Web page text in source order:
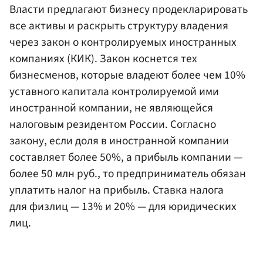
Власти предлагают бизнесу продекларировать
все активы и раскрыть структуру владения
через закон о контролируемых иностранных
компаниях (КИК). Закон коснется тех
бизнесменов, которые владеют более чем 10%
уставного капитала контролируемой ими
иностранной компании, не являющейся
налоговым резидентом России. Согласно
закону, если доля в иностранной компании
составляет более 50%, а прибыль компании —
более 50 млн руб., то предприниматель обязан
уплатить налог на прибыль. Ставка налога
для физлиц — 13% и 20% — для юридических
лиц.